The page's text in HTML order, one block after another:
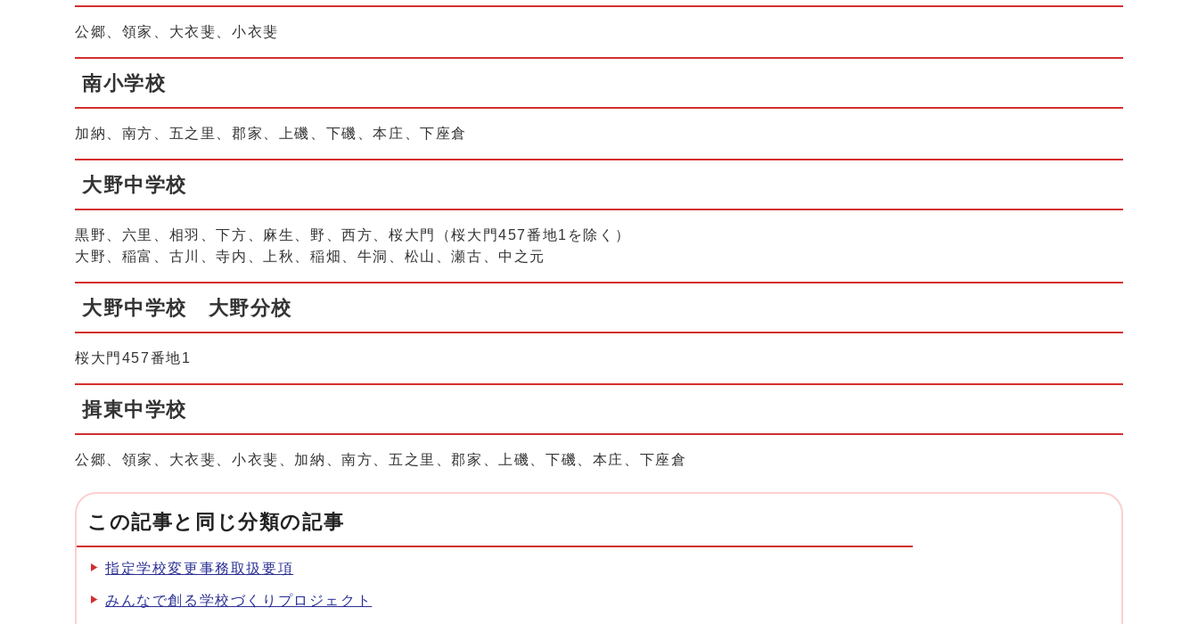
公郷、領家、大衣斐、小衣斐
南小学校
加納、南方、五之里、郡家、上磯、下磯、本庄、下座倉
大野中学校
黒野、六里、相羽、下方、麻生、野、西方、桜大門（桜大門457番地1を除く）
大野、稲富、古川、寺内、上秋、稲畑、牛洞、松山、瀬古、中之元
大野中学校 大野分校
桜大門457番地1
揖東中学校
公郷、領家、大衣斐、小衣斐、加納、南方、五之里、郡家、上磯、下磯、本庄、下座倉
この記事と同じ分類の記事
指定学校変更事務取扱要項
みんなで創る学校づくりプロジェクト